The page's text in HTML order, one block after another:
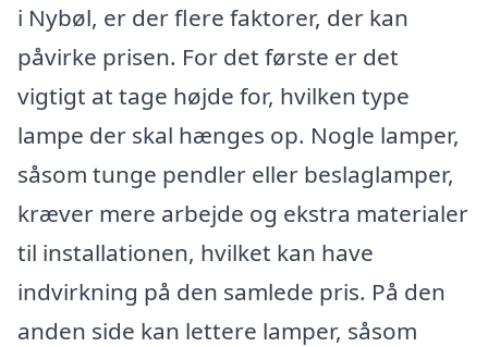
i Nybøl, er der flere faktorer, der kan
påvirke prisen. For det første er det
vigtigt at tage højde for, hvilken type
lampe der skal hænges op. Nogle lamper,
såsom tunge pendler eller beslaglamper,
kræver mere arbejde og ekstra materialer
til installationen, hvilket kan have
indvirkning på den samlede pris. På den
anden side kan lettere lamper, såsom